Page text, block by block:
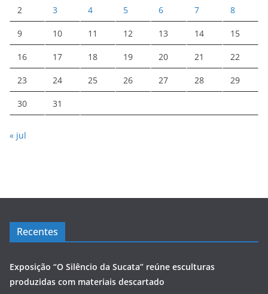
2 3 4 5 6 7 8
9 10 11 12 13 14 15
16 17 18 19 20 21 22
23 24 25 26 27 28 29
30 31
« jul
Recentes
Exposição “O Silêncio da Sucata” reúne esculturas
produzidas com materiais descartado